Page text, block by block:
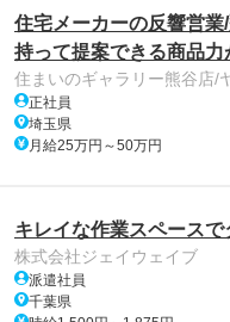
住宅メーカーの反響営
持って提案できる商品
住まいのギャラリー熊谷店/
正社員
埼玉県
月給25万円～50万円
キレイな作業スペース
株式会社ジェイウェイブ
派遣社員
千葉県